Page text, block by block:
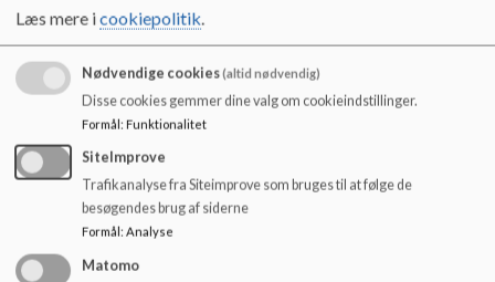
ca. hver 3. måned arrangerer
dusrådet åbent hus i
samarbejde med dussen.
Input til pædagogik, aktiviteter
m.m
Læs mere icookiepolitik.
Nødvendige cookies(altid nødvendig)
Disse cookies gemmer dine valg om cookieindstillinger.
Formål: Funktionalitet
SiteImprove
Trafikanalyse fra Siteimprove som bruges til at følge de
besøgendes brug af siderne
Formål : Analyse
Matomo